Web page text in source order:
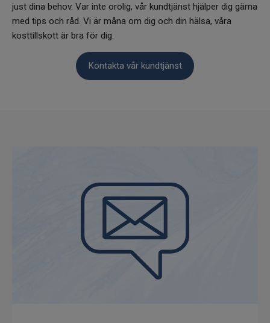
just dina behov. Var inte orolig, vår kundtjänst hjälper dig gärna
med tips och råd. Vi är måna om dig och din hälsa, våra
kosttillskott är bra för dig.
Kontakta vår kundtjänst